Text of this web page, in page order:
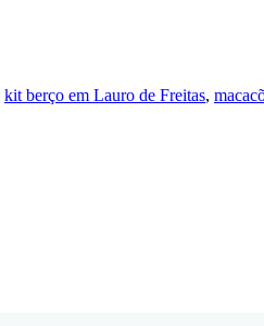
kit berço em Lauro de Freitas,